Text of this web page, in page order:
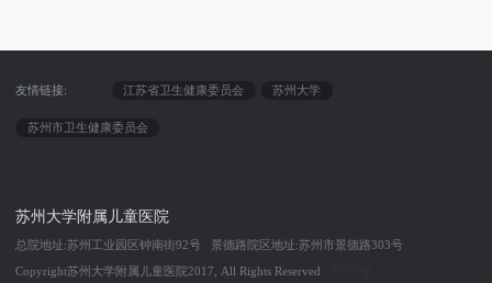
友情链接: 江苏省卫生健康委员会 苏州大学
苏州市卫生健康委员会
苏州大学附属儿童医院
总院地址:苏州工业园区钟南街92号 景德路院区地址:苏州市景德路303号
Copyright苏州大学附属儿童医院2017, All Rights Reserved